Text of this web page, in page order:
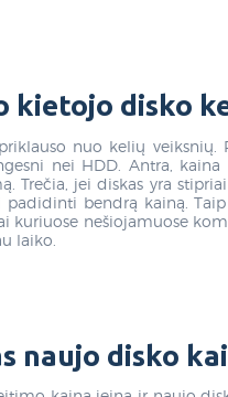
kietojo disko
nuo kelių veiksnių.
nei HDD. Antra,
Trečia, jei diskas yra
bendrą kainą.
kuriuose nešiojamuose
laiko.
naujo disko